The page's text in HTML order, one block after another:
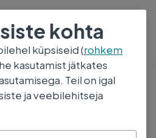
E-R 8:30-17:00
kohta
küpsiseid (rohkem
kasutamist jätkates
Teil on igal
ja veebilehitseja